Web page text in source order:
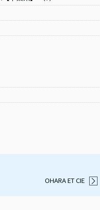
OHARA ET CIE